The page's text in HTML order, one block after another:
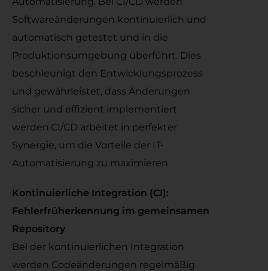
Softwareänderungen kontinuierlich und
automatisch getestet und in die
Produktionsumgebung überführt. Dies
beschleunigt den Entwicklungsprozess
und gewährleistet, dass Änderungen
sicher und effizient implementiert
werden.CI/CD arbeitet in perfekter
Synergie, um die Vorteile der IT-
Automatisierung zu maximieren.
Kontinuierliche Integration (CI):
Fehlerfrüherkennung im gemeinsamen
Repository
Bei der kontinuierlichen Integration
werden Codeänderungen regelmäßig